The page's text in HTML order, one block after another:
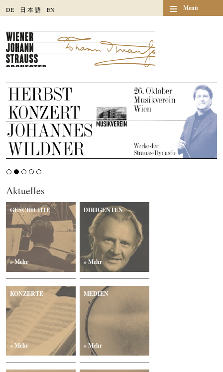
DE 日 本語 EN ≡ Menü
Aktuelles
GESCHICHTE
» Mehr
DIRIGENTEN
» Mehr
KONZERTE
» Mehr
MEDIEN
» Mehr